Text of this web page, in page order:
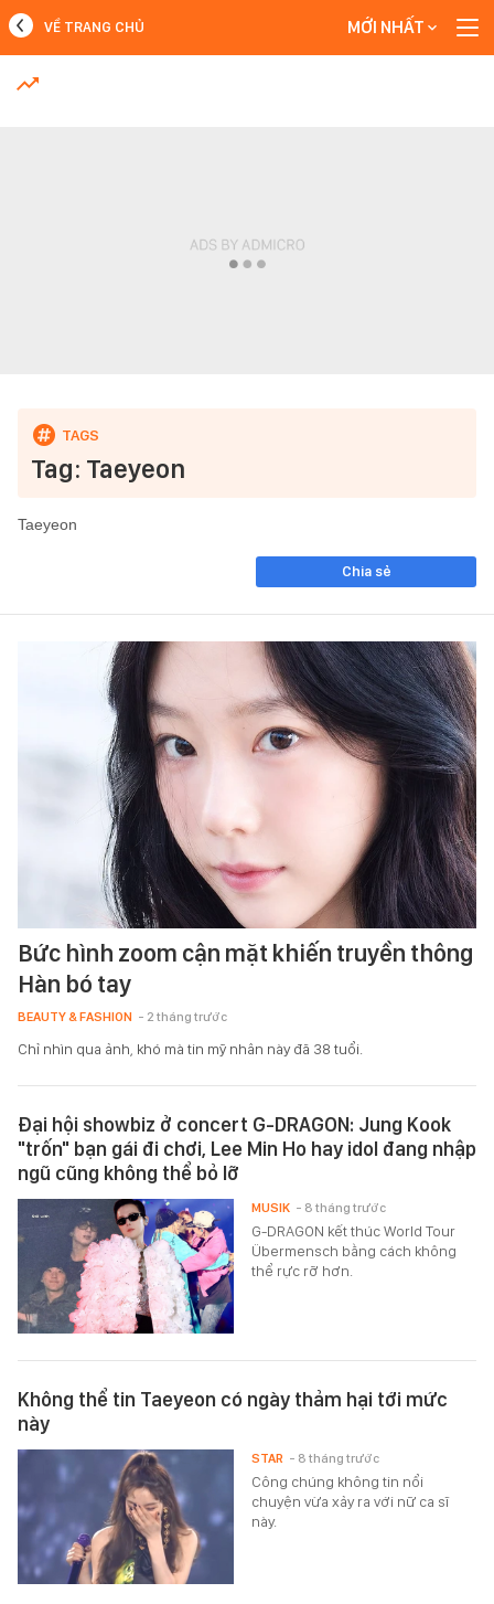
MỚI NHẤT
VỀ TRANG CHỦ MỚI NHẤT
Tag: Taeyeon
Taeyeon
Chia sẻ
Bức hình zoom cận mặt khiến truyền thông
Hàn bó tay
BEAUTY & FASHION - 2 tháng trước
Chỉ nhìn qua ảnh, khó mà tin mỹ nhân này đã 38 tuổi.
Đại hội showbiz ở concert G-DRAGON: Jung Kook
"trốn" bạn gái đi chơi, Lee Min Ho hay idol đang nhập
ngũ cũng không thể bỏ lỡ
G-DRAGON kết thúc World Tour
Übermensch bằng cách không
thể rực rỡ hơn.
MUSIK - 8 tháng trước
Không thể tin Taeyeon có ngày thảm hại tới mức
này
Công chúng không tin nổi
chuyện vừa xảy ra với nữ ca sĩ
này.
STAR - 8 tháng trước